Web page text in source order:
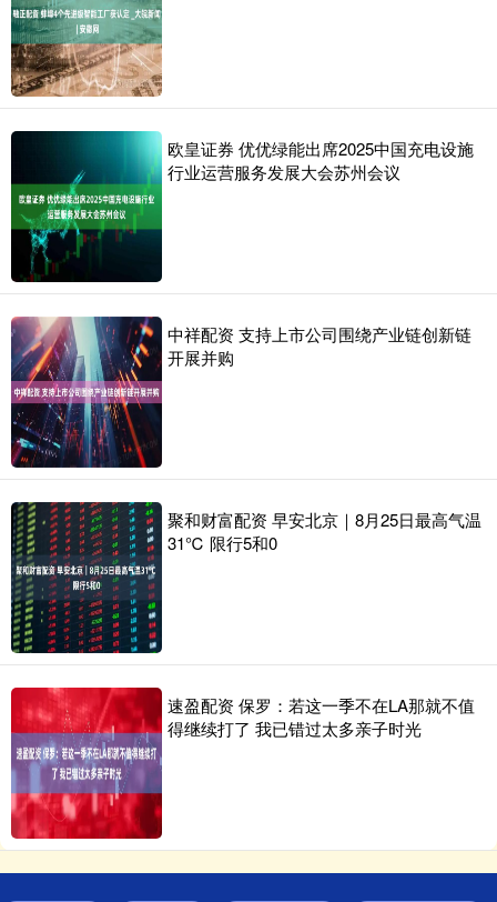
欧皇证券 优优绿能出席2025中国充电设施
行业运营服务发展大会苏州会议
中祥配资 支持上市公司围绕产业链创新链
开展并购
聚和财富配资 早安北京｜8月25日最高气温
31℃ 限行5和0
速盈配资 保罗：若这一季不在LA那就不值
得继续打了 我已错过太多亲子时光